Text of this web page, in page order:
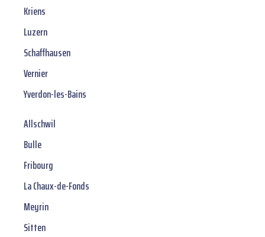
Kriens
Luzern
Schaffhausen
Vernier
Yverdon-les-Bains
Allschwil
Bulle
Fribourg
La Chaux-de-Fonds
Meyrin
Sitten